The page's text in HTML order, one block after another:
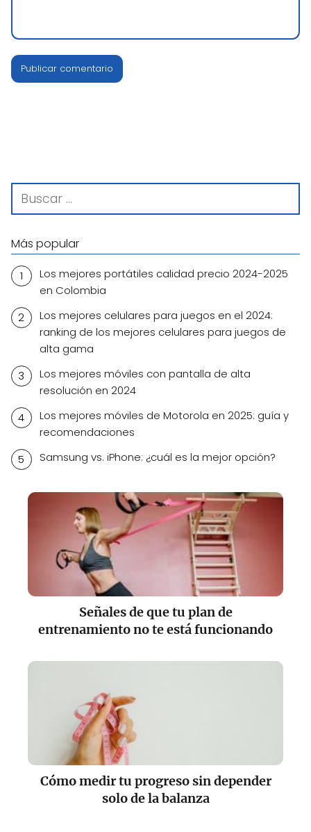
Más popular
Los mejores portátiles calidad precio 2024-2025
en Colombia
Los mejores celulares para juegos en el 2024:
ranking de los mejores celulares para juegos de
alta gama
Los mejores móviles con pantalla de alta
resolución en 2024
Los mejores móviles de Motorola en 2025: guía y
recomendaciones
Samsung vs. iPhone: ¿cuál es la mejor opción?
Señales de que tu plan de
entrenamiento no te está funcionando
Cómo medir tu progreso sin depender
solo de la balanza